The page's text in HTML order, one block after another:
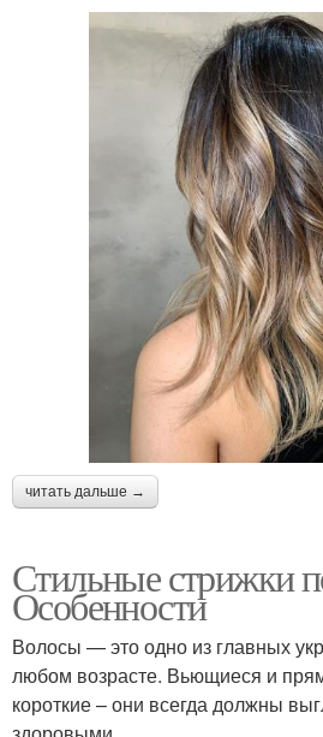
читать дальше →
Стильные стрижки
Особенности
Волосы — это одно из главных
любом возрасте. Вьющиеся и
короткие – они всегда должны